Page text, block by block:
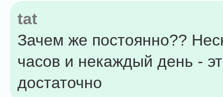
tat
Зачем же постоянно??
часов и некаждый день -
достаточно